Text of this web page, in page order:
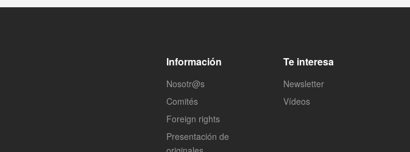
Información
Nosotr@s
Comités
Foreign rights
Presentación de
Te interesa
Newsletter
Vídeos